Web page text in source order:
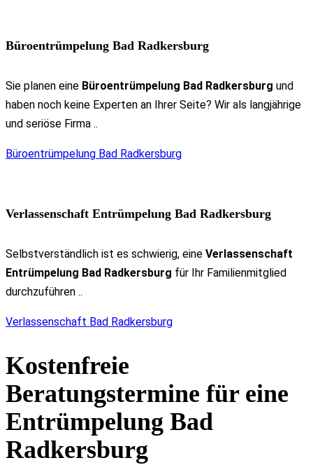
Büroentrümpelung Bad Radkersburg
Sie planen eine Büroentrümpelung Bad Radkersburg und
haben noch keine Experten an Ihrer Seite? Wir als langjährige
und seriöse Firma ..
Büroentrümpelung Bad Radkersburg
Verlassenschaft Entrümpelung Bad Radkersburg
Selbstverständlich ist es schwierig, eine Verlassenschaft
Entrümpelung Bad Radkersburg für Ihr Familienmitglied
durchzuführen ..
Verlassenschaft Bad Radkersburg
Kostenfreie
Beratungstermine für eine
Entrümpelung Bad
Radkersburg